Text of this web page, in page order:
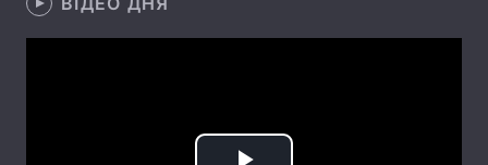
Зброя Інциденти
Погода